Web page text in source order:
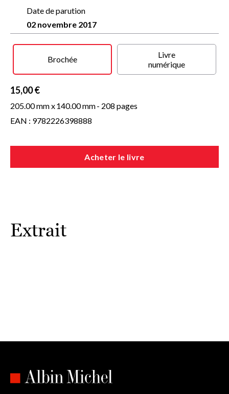
le marché. Fou de rage, il met Silvia à l'épreuve...
D'une très belle écriture, Isabelle Yafil nous dévoile les
l'expertise et du marché de l'art. Comme Silvia, vous ne
regarderez plus jamais un tableau de la même manière.
Date de parution
02 novembre 2017
Brochée
Livre
numérique
15,00 €
205.00 mm x140.00 mm- 208 pages
EAN : 9782226398888
Acheter le livre
Extrait